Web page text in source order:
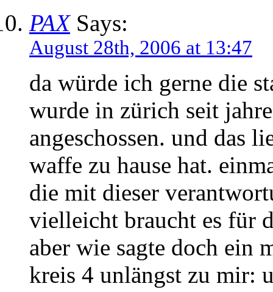
PAXSays:
August 28th, 2006 at 13:47
da würde ich gerne die
wurde in zürich seit
angeschossen. und das
waffe zu hause hat.
die mit dieser
vielleicht braucht es für
aber wie sagte doch ein
kreis 4 unlängst zu mir: